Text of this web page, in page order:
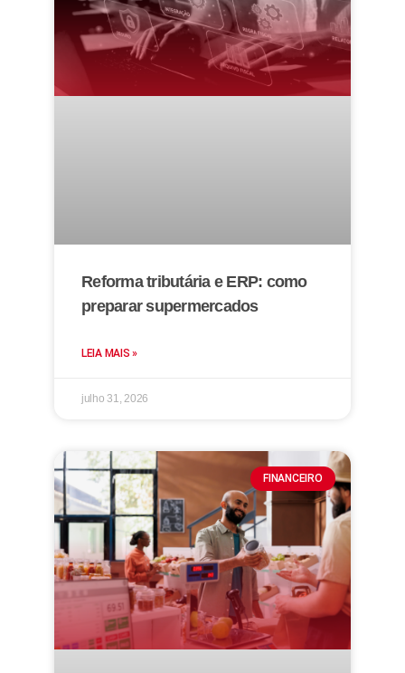
Reforma tributária e ERP: como
preparar supermercados
LEIA MAIS »
julho 31, 2026
FINANCEIRO